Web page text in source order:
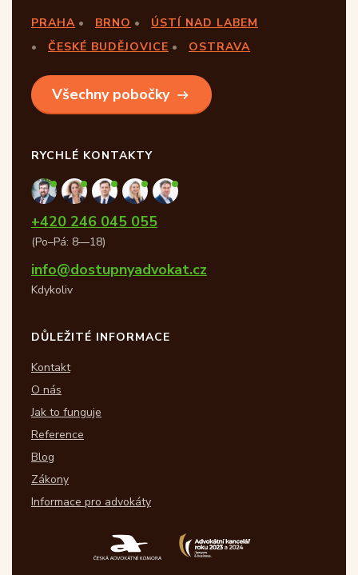
PRAHA BRNO
ÚSTÍ NAD LABEM
ČESKÉ BUDĚJOVICE
OSTRAVA
Všechny pobočky
RYCHLÉ KONTAKTY
+420 246 045 055
(Po–Pá: 8—18)
info@dostupnyadvokat.cz
Kdykoliv
DŮLEŽITÉ INFORMACE
Kontakt
O nás
Jak to funguje
Reference
Blog
Zákony
Informace pro advokáty